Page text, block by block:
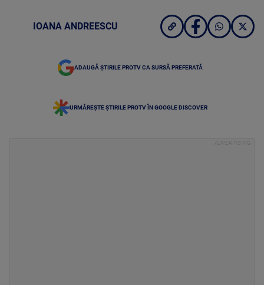
IOANA ANDREESCU
ADAUGĂ ȘTIRILE PROTV CA SURSĂ PREFERATĂ
URMĂREȘTE ȘTIRILE PROTV ÎN GOOGLE DISCOVER